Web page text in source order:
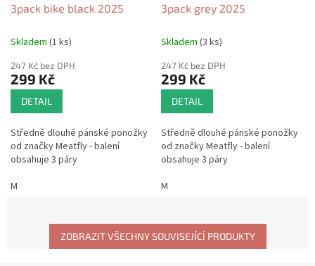
3pack bike black 2025
Skladem (1 ks)
247 Kč bez DPH
299 Kč
DETAIL
Středně dlouhé pánské ponožky
od značky Meatfly - balení
obsahuje 3 páry
M
3pack grey 2025
Skladem (3 ks)
247 Kč bez DPH
299 Kč
DETAIL
Středně dlouhé pánské ponožky
od značky Meatfly - balení
obsahuje 3 páry
M
ZOBRAZIT VŠECHNY SOUVISEJÍCÍ PRODUKTY